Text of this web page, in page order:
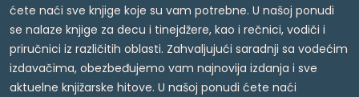
ćete naći sve knjige koje su vam potrebne. U našoj ponudi
se nalaze knjige za decu i tinejdžere, kao i rečnici, vodiči i
priručnici iz različitih oblasti. Zahvaljujući saradnji sa vodećim
izdavačima, obezbeđujemo vam najnovija izdanja i sve
aktuelne knjižarske hitove. U našoj ponudi ćete naći